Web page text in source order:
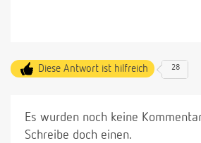
Diese Antwort ist hilfreich 28
Es wurden noch keine
Schreibe doch einen.